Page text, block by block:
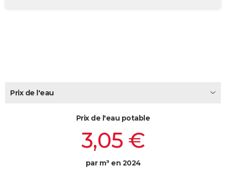
Carte de Noël
Carte Bonne année
Carte Saint-Valentin
Carte Pâques
Carte d'anniversaire
DICTIONNAIRE
Prix de l'eau
Prix de l'eau potable
3,05 €
par m³ en 2024